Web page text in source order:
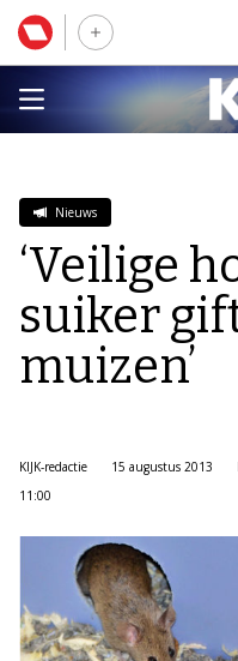
Nieuws
‘Veilige
suiker
muizen’
KIJK-redactie
15 augustus 2013
11:00